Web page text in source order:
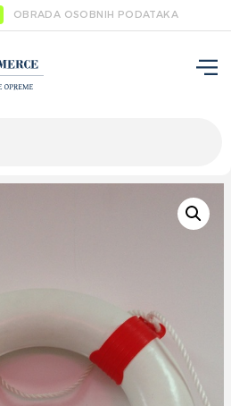
OBRADA OSOBNIH PODATAKA